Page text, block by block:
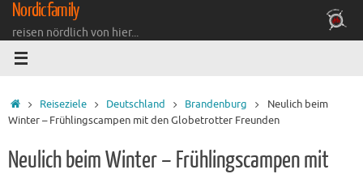
Zum
Inhalt
springen
Nordicfamily
reisen nördlich von hier...
Startseite
Reiseziele Deutschland Brandenburg
Neulich beim
Winter – Frühlingscampen mit den Globetrotter Freunden
Neulich beim Winter – Frühlingscampen mit